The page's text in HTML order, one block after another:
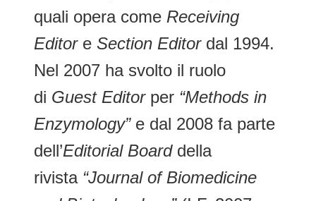
quali opera come Receiving
Editore Section Editordal 1994.
Nel 2007 ha svolto il ruolo
di Guest Editorper “Methods in
Enzymology”e dal 2008 fa parte
dell’Editorial Boarddella
rivista “Journal of Biomedicine